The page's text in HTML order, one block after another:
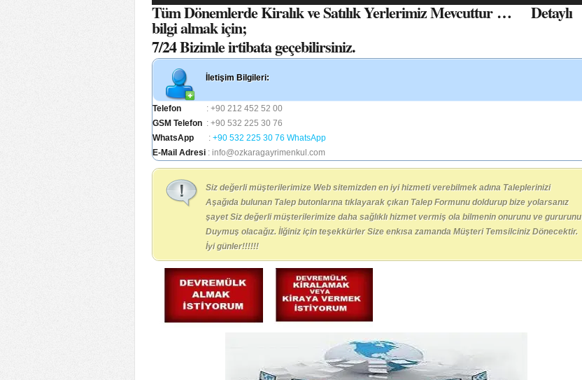
Tüm Dönemlerde Kiralık ve Satılık Yerlerimiz Mevcuttur … Detaylı
bilgi almak için;
7/24 Bizimle irtibata geçebilirsiniz.
İletişim Bilgileri:
Telefon
: +90 212 452 52 00
GSM Telefon : +90 532 225 30 76
WhatsApp : +90 532 225 30 76 WhatsApp
E-Mail Adresi : info@ozkaragayrimenkul.com
Siz değerli müşterilerimize Web sitemizden en iyi hizmeti verebilmek adına Taleplerinizi
Aşağıda bulunan Talep butonlarına tıklayarak çıkan Talep Formunu doldurup bize yolarsanız
şayet Siz değerli müşterilerimize daha sağlıklı hizmet vermiş ola bilmenin onurunu ve gururunu
Duymuş olacağız. İlğiniz için teşekkürler Size enkısa zamanda Müşteri Temsilciniz Dönecektir.
İyi günler!!!!!!